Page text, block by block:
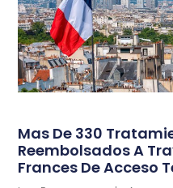
Mas De 330
Reembolsados A
Frances De Acceso